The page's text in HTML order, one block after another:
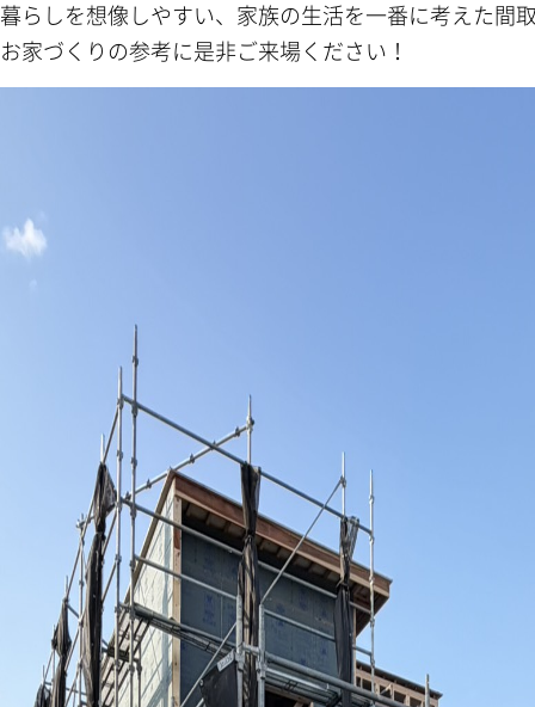
暮らしを想像しやすい、家族の生活を一番に考えた間
お家づくりの参考に是非ご来場ください！